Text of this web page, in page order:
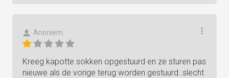
Anoniem
Kreeg kapotte sokken opgestuurd en ze sturen pas
nieuwe als de vorige terug worden gestuurd..slecht